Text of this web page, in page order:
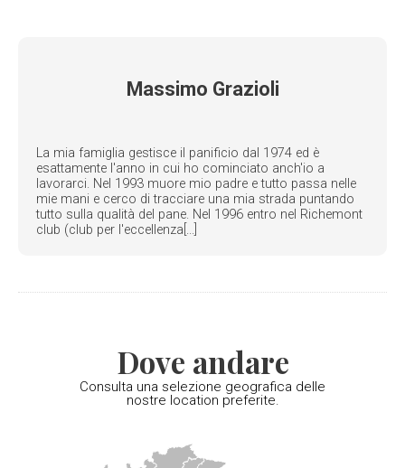
Massimo Grazioli
La mia famiglia gestisce il panificio dal 1974 ed è
esattamente l'anno in cui ho cominciato anch'io a
lavorarci. Nel 1993 muore mio padre e tutto passa nelle
mie mani e cerco di tracciare una mia strada puntando
tutto sulla qualità del pane. Nel 1996 entro nel Richemont
club (club per l'eccellenza[...]
Dove andare
Consulta una selezione geografica delle
nostre location preferite.